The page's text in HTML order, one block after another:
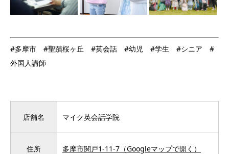
#多摩市 #聖蹟桜ヶ丘 #英会話 #幼児 #学生 #シニア #
外国人講師
店舗名 マイク英会話学院
住所 多摩市関戸1-11-7 （Googleマップで開く ）